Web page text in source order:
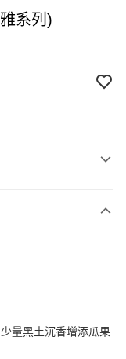
系列)
量黑土沉香增添瓜果